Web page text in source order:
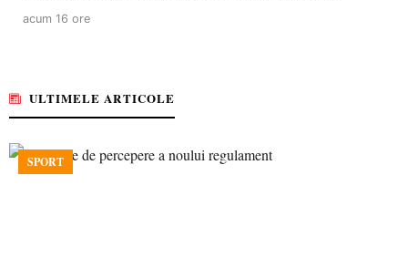
acum 16 ore
ULTIMELE ARTICOLE
SPORT